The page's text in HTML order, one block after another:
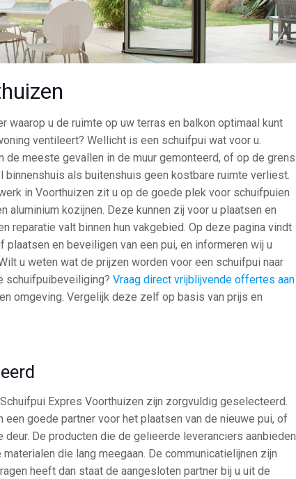
waarop u de ruimte op uw terras en balkon optimaal kunt
ventileert? Wellicht is een schuifpui wat voor u.
de meeste gevallen in de muur gemonteerd, of op de grens
binnenshuis als buitenshuis geen kostbare ruimte verliest.
in Voorthuizen zit u op de goede plek voor schuifpuien
aluminium kozijnen. Deze kunnen zij voor u plaatsen en
reparatie valt binnen hun vakgebied. Op deze pagina vindt
en beveiligen van een pui, en informeren wij u
u weten wat de prijzen worden voor een schuifpui naar
schuifpuibeveiliging?Vraag direct vrijblijvende offertes aan
omgeving. Vergelijk deze zelf op basis van prijs en
Expres Voorthuizen zijn zorgvuldig geselecteerd.
een goede partner voor het plaatsen van de nieuwe pui, of
deur. De producten die de gelieerde leveranciers aanbieden
die lang meegaan. De communicatielijnen zijn
heeft dan staat de aangesloten partner bij u uit de